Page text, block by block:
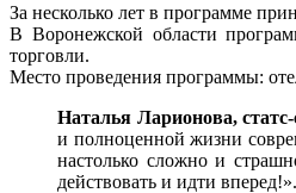
За несколько лет в программе
В Воронежской области
торговли.
Место проведения программы:
Наталья Ларионова,
и полноценной жизни
настолько сложно и
действовать и идти вперед!».